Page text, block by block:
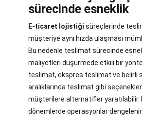
sürecinde esneklik
E-ticaret lojistiği süreçlerinde
müşteriye aynı hızda ulaşması
Bu nedenle teslimat sürecinde
maliyetleri düşürmede etkili bir
teslimat, ekspres teslimat ve belirli
aralıklarında teslimat gibi
müşterilere alternatifler yaratılabilir.
dönemlerde operasyonlar